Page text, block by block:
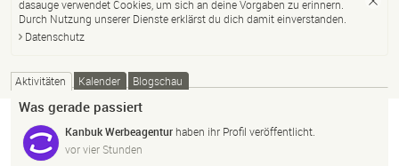
dasauge verwendet Cookies, um sich an deine Vorgaben zu erinnern.
Durch Nutzung unserer Dienste erklärst du dich damit einverstanden.
Datenschutz
Aktivitäten Kalender Blogschau
Was gerade passiert
Kanbuk Werbeagentur haben ihr Profil veröffentlicht.
vor vier Stunden